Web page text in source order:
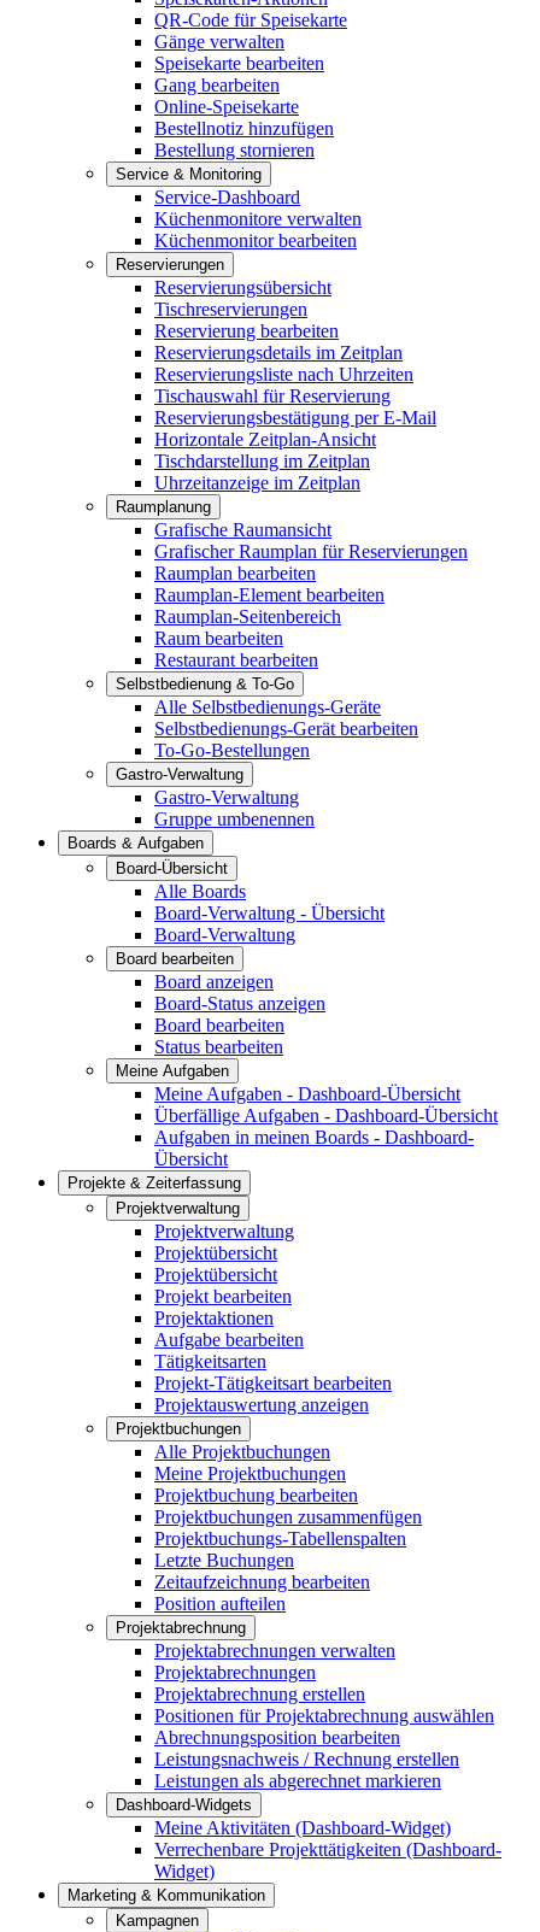
QR-Code für Speisekarte
Gänge verwalten
Speisekarte bearbeiten
Gang bearbeiten
Online-Speisekarte
Bestellnotiz hinzufügen
Bestellung stornieren
Service & Monitoring
Service-Dashboard
Küchenmonitore verwalten
Küchenmonitor bearbeiten
Reservierungen
Reservierungsübersicht
Tischreservierungen
Reservierung bearbeiten
Reservierungsdetails im Zeitplan
Reservierungsliste nach Uhrzeiten
Tischauswahl für Reservierung
Reservierungsbestätigung per E-Mail
Horizontale Zeitplan-Ansicht
Tischdarstellung im Zeitplan
Uhrzeitanzeige im Zeitplan
Raumplanung
Grafische Raumansicht
Grafischer Raumplan für Reservierungen
Raumplan bearbeiten
Raumplan-Element bearbeiten
Raumplan-Seitenbereich
Raum bearbeiten
Restaurant bearbeiten
Selbstbedienung & To-Go
Alle Selbstbedienungs-Geräte
Selbstbedienungs-Gerät bearbeiten
To-Go-Bestellungen
Gastro-Verwaltung
Gastro-Verwaltung
Gruppe umbenennen
Boards & Aufgaben
Board-Übersicht
Alle Boards
Board-Verwaltung - Übersicht
Board-Verwaltung
Board bearbeiten
Board anzeigen
Board-Status anzeigen
Board bearbeiten
Status bearbeiten
Meine Aufgaben
Meine Aufgaben - Dashboard-Übersicht
Überfällige Aufgaben - Dashboard-Übersicht
Aufgaben in meinen Boards - Dashboard-
Übersicht
Projekte & Zeiterfassung
Projektverwaltung
Projektverwaltung
Projektübersicht
Projektübersicht
Projekt bearbeiten
Projektaktionen
Aufgabe bearbeiten
Tätigkeitsarten
Projekt-Tätigkeitsart bearbeiten
Projektauswertung anzeigen
Projektbuchungen
Alle Projektbuchungen
Meine Projektbuchungen
Projektbuchung bearbeiten
Projektbuchungen zusammenfügen
Projektbuchungs-Tabellenspalten
Letzte Buchungen
Zeitaufzeichnung bearbeiten
Position aufteilen
Projektabrechnung
Projektabrechnungen verwalten
Projektabrechnungen
Projektabrechnung erstellen
Positionen für Projektabrechnung auswählen
Abrechnungsposition bearbeiten
Leistungsnachweis / Rechnung erstellen
Leistungen als abgerechnet markieren
Dashboard-Widgets
Meine Aktivitäten (Dashboard-Widget)
Verrechenbare Projekttätigkeiten (Dashboard-
Widget)
Marketing & Kommunikation
Kampagnen